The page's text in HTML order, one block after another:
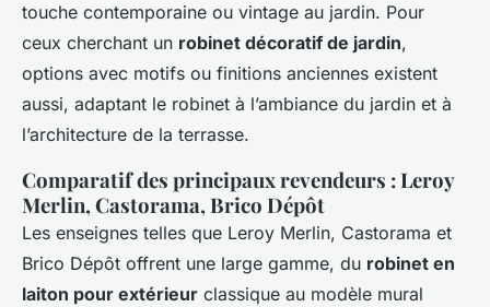
touche contemporaine ou vintage au jardin. Pour
ceux cherchant un robinet décoratif de jardin,
options avec motifs ou finitions anciennes existent
aussi, adaptant le robinet à l’ambiance du jardin et à
l’architecture de la terrasse.
Comparatif des principaux revendeurs : Leroy
Merlin, Castorama, Brico Dépôt
Les enseignes telles que Leroy Merlin, Castorama et
Brico Dépôt offrent une large gamme, du robinet en
laiton pour extérieur classique au modèle mural